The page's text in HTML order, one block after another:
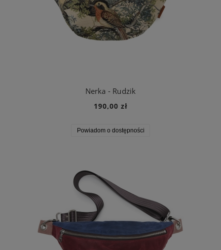
Nerka - Rudzik
190,00 zł
Powiadom o dostępności